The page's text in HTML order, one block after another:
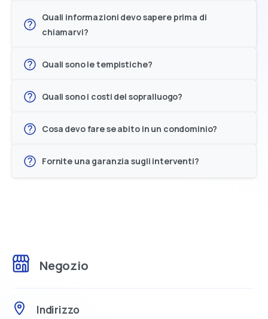
Quali informazioni devo sapere prima di
chiamarvi?
Quali sono le tempistiche?
Quali sono i costi del sopralluogo?
Cosa devo fare se abito in un condominio?
Fornite una garanzia sugli interventi?
Negozio
Indirizzo